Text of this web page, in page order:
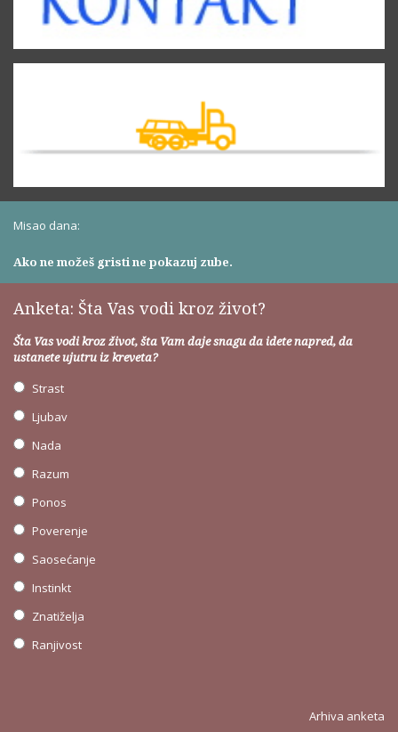
Misao dana:
Ako ne možeš gristi ne pokazuj zube.
Anketa: Šta Vas vodi kroz život?
Šta Vas vodi kroz život, šta Vam daje snagu da idete napred, da
ustanete ujutru iz kreveta?
Strast
Ljubav
Nada
Razum
Ponos
Poverenje
Saosećanje
Instinkt
Znatiželja
Ranjivost
Arhiva anketa